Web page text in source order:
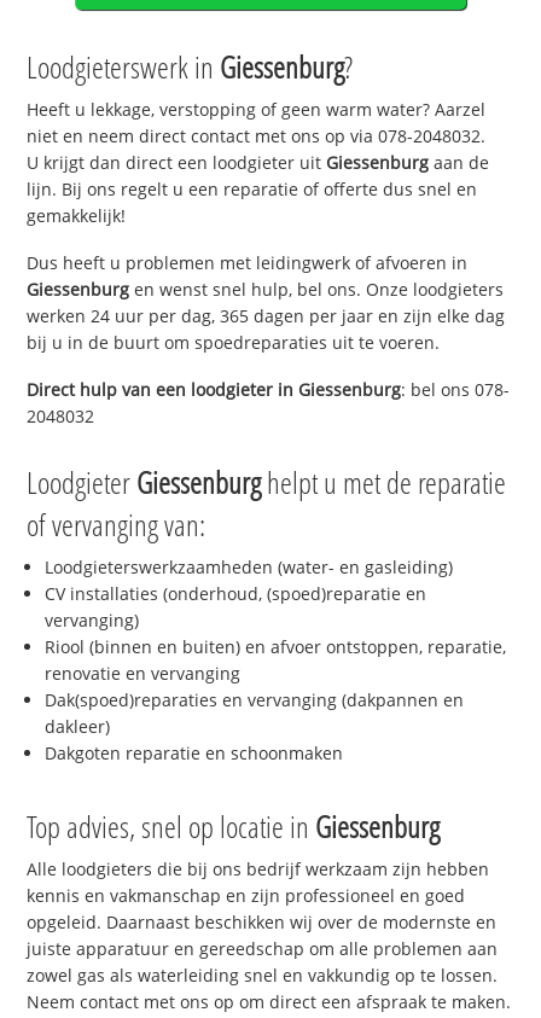
Loodgieterswerk in Giessenburg?
Heeft u lekkage, verstopping of geen warm water? Aarzel
niet en neem direct contact met ons op via 078-2048032.
U krijgt dan direct een loodgieter uit Giessenburg aan de
lijn. Bij ons regelt u een reparatie of offerte dus snel en
gemakkelijk!
Dus heeft u problemen met leidingwerk of afvoeren in
Giessenburg en wenst snel hulp, bel ons. Onze loodgieters
werken 24 uur per dag, 365 dagen per jaar en zijn elke dag
bij u in de buurt om spoedreparaties uit te voeren.
Direct hulp van een loodgieter in Giessenburg: bel ons 078-
2048032
LoodgieterGiessenburghelpt u met de reparatie
of vervanging van:
Loodgieterswerkzaamheden (water- en gasleiding)
CV installaties (onderhoud, (spoed)reparatie en
vervanging)
Riool (binnen en buiten) en afvoer ontstoppen, reparatie,
renovatie en vervanging
Dak(spoed)reparaties en vervanging (dakpannen en
dakleer)
Dakgoten reparatie en schoonmaken
Top advies, snel op locatie in Giessenburg
Alle loodgieters die bij ons bedrijf werkzaam zijn hebben
kennis en vakmanschap en zijn professioneel en goed
opgeleid. Daarnaast beschikken wij over de modernste en
juiste apparatuur en gereedschap om alle problemen aan
zowel gas als waterleiding snel en vakkundig op te lossen.
Neem contact met ons op om direct een afspraak te maken.